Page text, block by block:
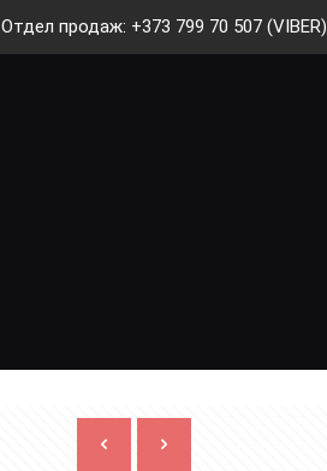
Отдел продаж: +373 799 70 507 (VIBER)